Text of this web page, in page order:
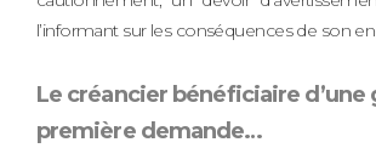
l’informant sur les conséquences de son
Le créancier bénéficiaire d’une
première demande…